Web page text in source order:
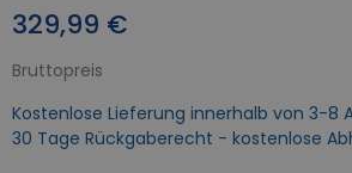
329,99 €
Bruttopreis
Kostenlose Lieferung innerhalb von 3-8
30 Tage Rückgaberecht - kostenlose